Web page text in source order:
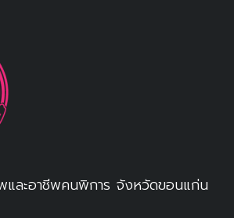
ละอาชีพคนพิการ จังหวัดขอนแก่น